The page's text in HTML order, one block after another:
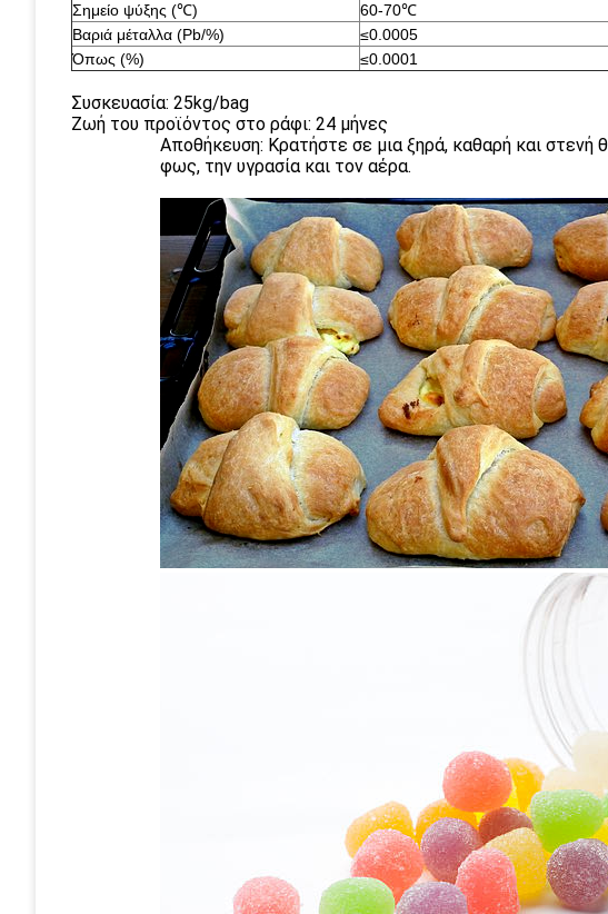
Σημείο ψύξης (℃)
60-70℃
Βαριά μέταλλα (Pb/%)
≤0.0005
Όπως (%)
≤0.0001
Συσκευασία: 25kg/bag
Ζωή του προϊόντος στο ράφι: 24 μήνες
Αποθήκευση: Κρατήστε σε μια ξηρά, καθαρή και
φως, την υγρασία και τον αέρα.